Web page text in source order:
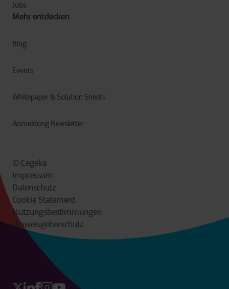
Jobs
Mehr entdecken
Blog
Events
Whitepaper & Solution Sheets
Anmeldung Newsletter
© Cegeka
Impressum
Datenschutz
Cookie Statement
Nutzungsbestimmungen
Hinweisgeberschutz